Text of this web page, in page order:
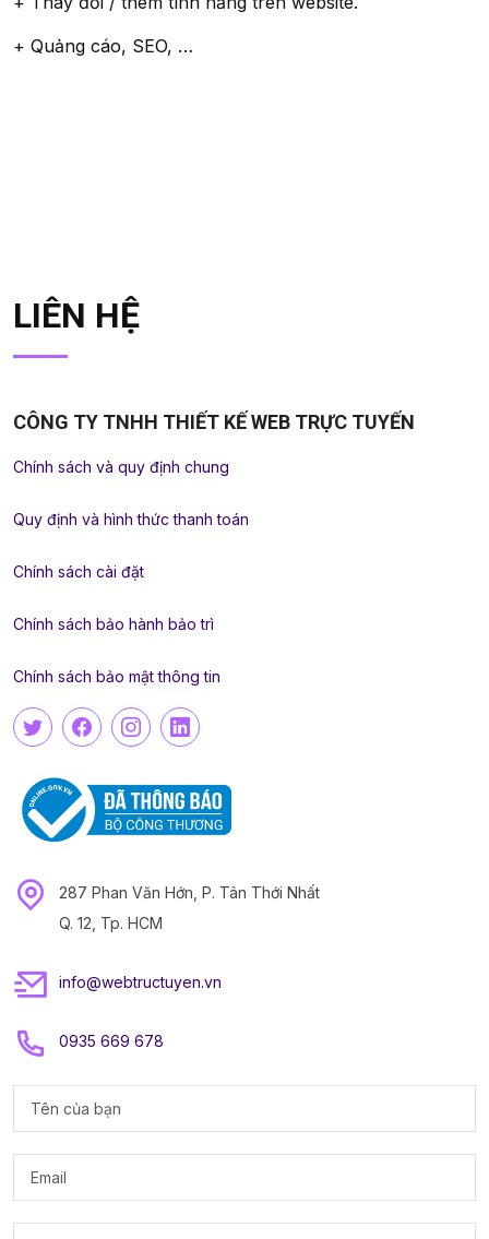
+ Quảng cáo, SEO, …
LIÊN HỆ
CÔNG TY TNHH THIẾT KẾ WEB TRỰC TUYẾN
Chính sách và quy định chung
Quy định và hình thức thanh toán
Chính sách cài đặt
Chính sách bảo hành bảo trì
Chính sách bảo mật thông tin
287 Phan Văn Hớn, P. Tân Thới Nhất
Q. 12, Tp. HCM
info@webtructuyen.vn
0935 669 678